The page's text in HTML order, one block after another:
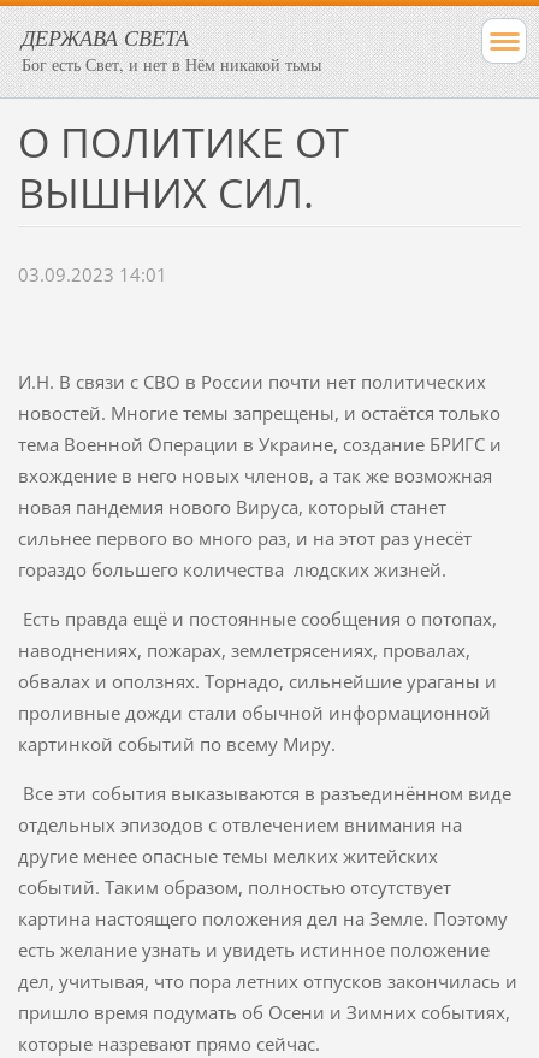
ДЕРЖАВА СВЕТА
Бог есть Свет, и нет в Нём никакой тьмы
О ПОЛИТИКЕ ОТ
ВЫШНИХ СИЛ.
03.09.2023 14:01
И.Н. В связи с СВО в России почти нет политических
новостей. Многие темы запрещены, и остаётся только
тема Военной Операции в Украине, создание БРИГС и
вхождение в него новых членов, а так же возможная
новая пандемия нового Вируса, который станет
сильнее первого во много раз, и на этот раз унесёт
гораздо большего количества людских жизней.
Есть правда ещё и постоянные сообщения о потопах,
наводнениях, пожарах, землетрясениях, провалах,
обвалах и оползнях. Торнадо, сильнейшие ураганы и
проливные дожди стали обычной информационной
картинкой событий по всему Миру.
Все эти события выказываются в разъединённом виде
отдельных эпизодов с отвлечением внимания на
другие менее опасные темы мелких житейских
событий. Таким образом, полностью отсутствует
картина настоящего положения дел на Земле. Поэтому
есть желание узнать и увидеть истинное положение
дел, учитывая, что пора летних отпусков закончилась и
пришло время подумать об Осени и Зимних событиях,
которые назревают прямо сейчас.